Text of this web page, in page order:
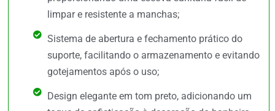
limpar e resistente a manchas;
Sistema de abertura e fechamento prático do
suporte, facilitando o armazenamento e evitando
gotejamentos após o uso;
Design elegante em tom preto, adicionando um